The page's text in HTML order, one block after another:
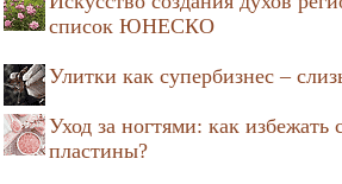
список ЮНЕСКО
Улитки как супербизнес –
Уход за ногтями: как избежать
пластины?